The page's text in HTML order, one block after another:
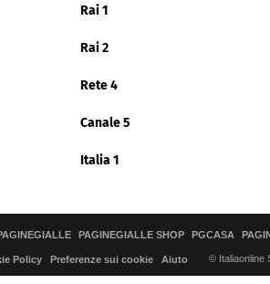
Rai 1
Rai 2
Rete 4
Canale 5
Italia 1
PAGINEGIALLE SHOP PGCASA
Policy Preferenze sui cookie Aiuto © Italiaonline